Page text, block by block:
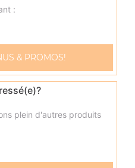
anchois, câpres, olives
:
& PROMOS!
plein d'autres produits